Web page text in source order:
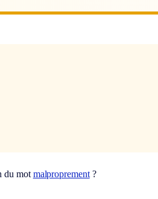
du mot malproprement?